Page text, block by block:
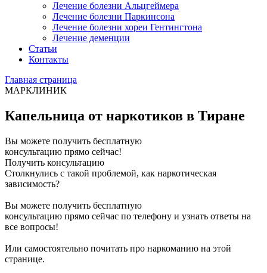
Лечение болезни Альцгеймера
Лечение болезни Паркинсона
Лечение болезни хореи Гентингтона
Лечение деменции
Статьи
Контакты
Главная страница
МАРКЛИНИК
Капельница от наркотиков в Тиране
Вы можете получить бесплатную
консультацию прямо сейчас!
Получить консультацию
Столкнулись с такой проблемой, как наркотическая
зависимость?
Вы можете получить бесплатную
консультацию прямо сейчас по телефону и узнать ответы на
все вопросы!
Или самостоятельно почитать про наркоманию на этой
странице.